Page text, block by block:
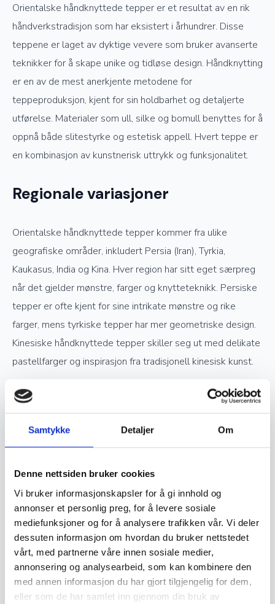
Samtykke Detaljer Om
Denne nettsiden bruker cookies
Vi bruker informasjonskapsler for å gi innhold og
annonser et personlig preg, for å levere sosiale
mediefunksjoner og for å analysere trafikken vår. Vi deler
dessuten informasjon om hvordan du bruker nettstedet
vårt, med partnerne våre innen sosiale medier,
annonsering og analysearbeid, som kan kombinere den
med annen informasjon du har gjort tilgjengelig for dem,
eller som de har samlet inn gjennom din bruk av
Orientalske håndknyttede tepper er et resultat av en rik
håndverkstradisjon som har eksistert i århundrer. Disse
teppene er laget av dyktige vevere som bruker avanserte
teknikker for å skape unike og tidløse design. Håndknytting
er en av de mest anerkjente metodene for
teppeproduksjon, kjent for sin holdbarhet og detaljerte
utførelse. Materialer som ull, silke og bomull benyttes for å
oppnå både slitestyrke og estetisk appell. Hvert teppe er
en kombinasjon av kunstnerisk uttrykk og funksjonalitet.
Regionale variasjoner
Orientalske håndknyttede tepper kommer fra ulike
geografiske områder, inkludert Persia (Iran), Tyrkia,
Kaukasus, India og Kina. Hver region har sitt eget særpreg
når det gjelder mønstre, farger og knytteteknikk. Persiske
tepper er ofte kjent for sine intrikate mønstre og rike
farger, mens tyrkiske tepper har mer geometriske design.
Kinesiske håndknyttede tepper skiller seg ut med delikate
pastellfarger og inspirasjon fra tradisjonell kinesisk kunst.
Verdsettelse og investering
Ekte håndknyttede orientalske tepper er ettertraktede
kvalitet og finere knytting et teppe har, desto mer
verdifullt blir det over tid. Opprinnelse, materialvalg og
knutetetthet spiller en stor rolle i vurderingen av et teppes
verdi, og godt vedlikeholdte håndknyttede tepper kan gå i
arv i generasjoner.
Vedlikehold og levetid